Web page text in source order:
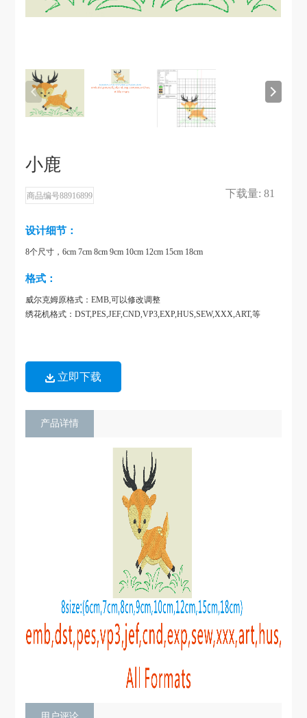
小鹿
下载量: 81
商品编号88916899
设计细节：
8个尺寸，6cm 7cm 8cm 9cm 10cm 12cm 15cm 18cm
格式：
威尔克姆原格式：EMB,可以修改调整
绣花机格式：DST,PES,JEF,CND,VP3,EXP,HUS,SEW,XXX,ART,等
立即下载
产品详情